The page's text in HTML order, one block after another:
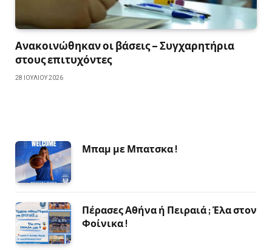
Ανακοινώθηκαν οι βάσεις – Συγχαρητήρια
στους επιτυχόντες
28 ΙΟΥΛΊΟΥ 2026
Μπαμ με Μπατσκα !
Πέρασες Αθήνα ή Πειραιά ; Έλα στον
Φοίνικα !